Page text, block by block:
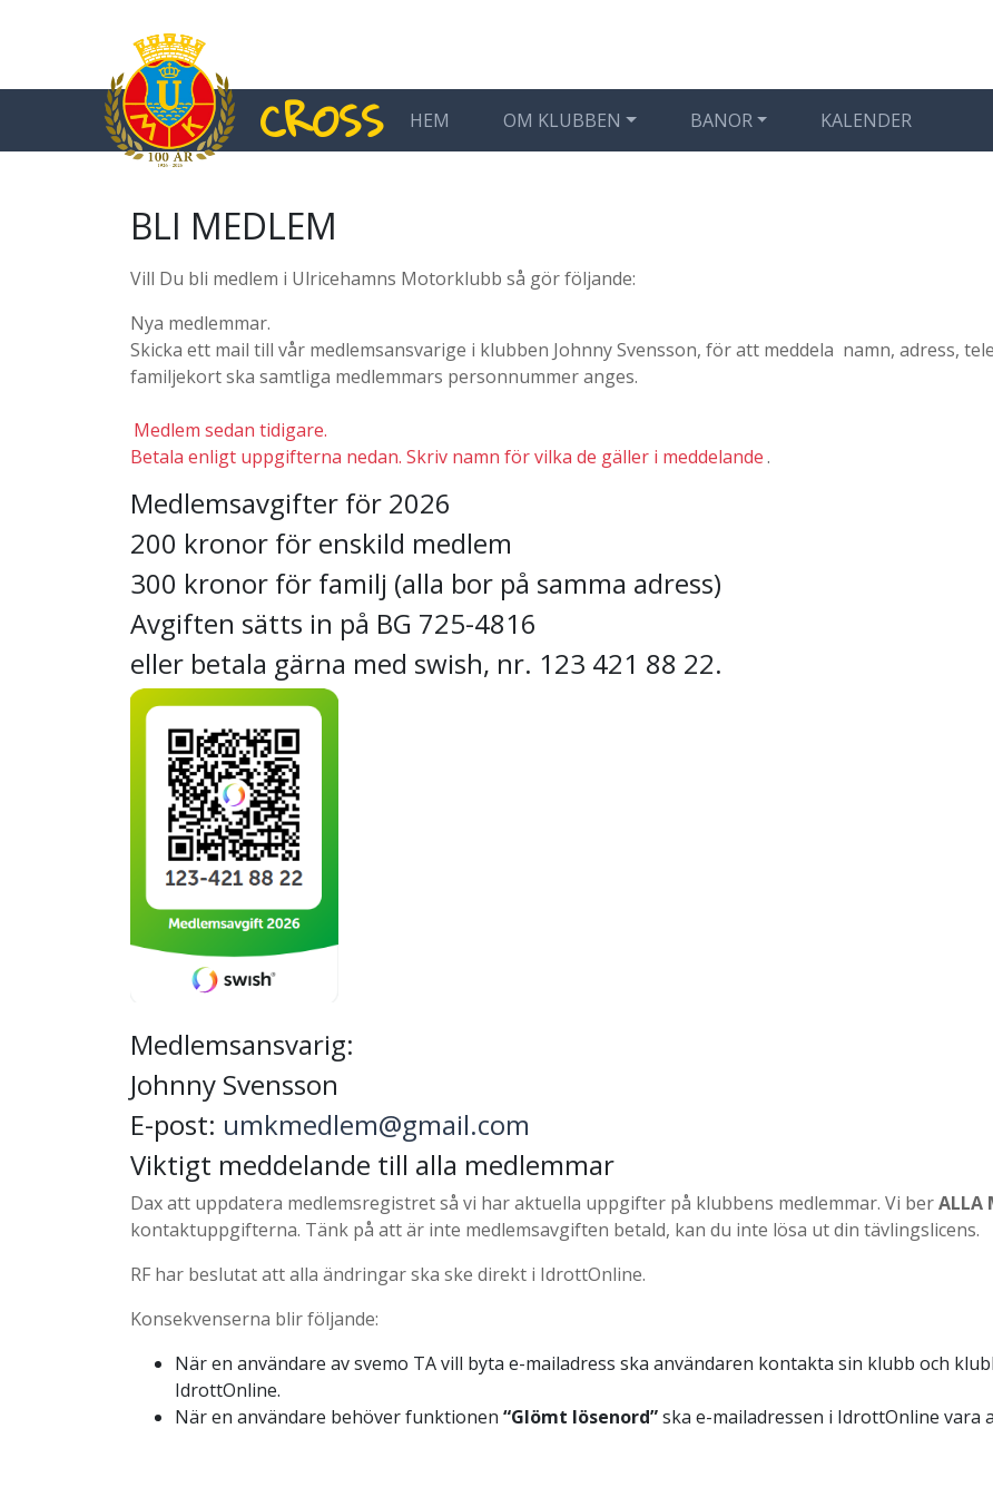
MAIN NAVIGATION CROSS HEM OM KLUBBEN BANOR KALENDER
BLI MEDLEM
Vill Du bli medlem i Ulricehamns Motorklubb så gör följande:
Nya medlemmar.
Skicka ett mail till vår medlemsansvarige i klubben Johnny Svensson, för att meddela namn, adress,
familjekort ska samtliga medlemmars personnummer anges.
Medlem sedan tidigare.
Betala enligt uppgifterna nedan. Skriv namn för vilka de gäller i meddelande.
Medlemsavgifter för 2026
200 kronor för enskild medlem
300 kronor för familj (alla bor på samma adress)
Avgiften sätts in på BG 725-4816
eller betala gärna med swish, nr. 123 421 88 22.
Medlemsansvarig:
Johnny Svensson
E-post: umkmedlem@gmail.com
Viktigt meddelande till alla medlemmar
Dax att uppdatera medlemsregistret så vi har aktuella uppgifter på klubbens medlemmar. Vi berALLA
kontaktuppgifterna. Tänk på att är inte medlemsavgiften betald, kan du inte lösa ut din tävlingslicens.
RF har beslutat att alla ändringar ska ske direkt i IdrottOnline.
Konsekvenserna blir följande:
När en användare av svemo TA vill byta e-mailadress ska användaren kontakta sin klubb och
IdrottOnline.
När en användare behöver funktionen “Glömt lösenord”ska e-mailadressen i IdrottOnline